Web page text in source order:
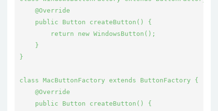
    @Override
    public Button createButton() {
        return new WindowsButton();
    }
}
class MacButtonFactory extends ButtonFactory {
    @Override
    public Button createButton() {